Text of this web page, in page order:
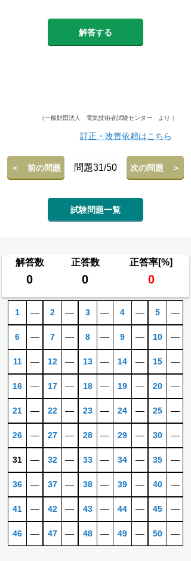
解答する
（一般財団法人 電気技術者試験センター より ）
訂正・改善依頼はこちら
＜ 前の問題 問題31/50 次の問題 ＞
試験問題一覧
解答数 正答数 正答率[%]
0 0 0
1 ―
6 ―
11 ―
16 ―
21 ―
26 ―
31 ―
36 ―
41 ―
46 ―
2 ―
7 ―
12 ―
17 ―
22 ―
27 ―
32 ―
37 ―
42 ―
47 ―
3 ―
8 ―
13 ―
18 ―
23 ―
28 ―
33 ―
38 ―
43 ―
48 ―
4 ―
9 ―
14 ―
19 ―
24 ―
29 ―
34 ―
39 ―
44 ―
49 ―
5 ―
10 ―
15 ―
20 ―
25 ―
30 ―
35 ―
40 ―
45 ―
50 ―